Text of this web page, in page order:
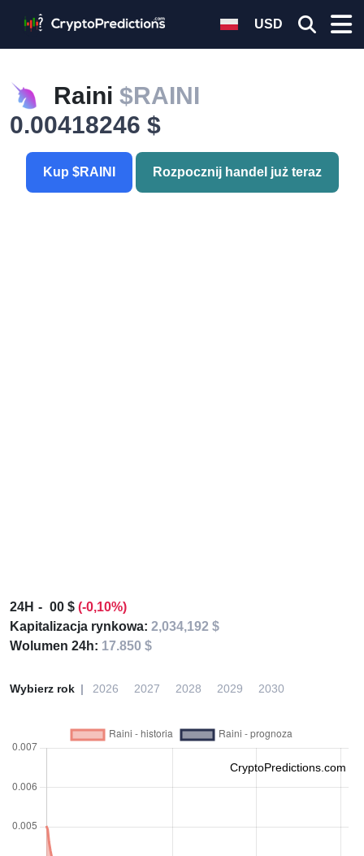
USD
Raini $RAINI
0.00418246 $
Kup $RAINI Rozpocznij handel już teraz
24H 00 $ (-0,10%)
Kapitalizacja rynkowa: 2,034,192 $
Wolumen 24h: 17.850 $
Wybierz rok 2026 2027 2028 2029 2030
CryptoPredictions.com